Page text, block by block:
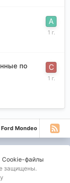
по
Ford Mondeo
Cookie-файлы
защищены.